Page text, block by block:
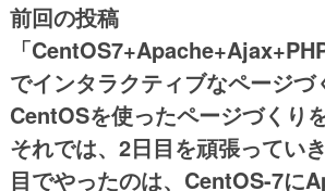
前回の投稿
「
でインタラクティブなページづ
CentOSを使ったページづくり
それでは、2日目を頑張ってい
目でやったのは、CentOS-7に